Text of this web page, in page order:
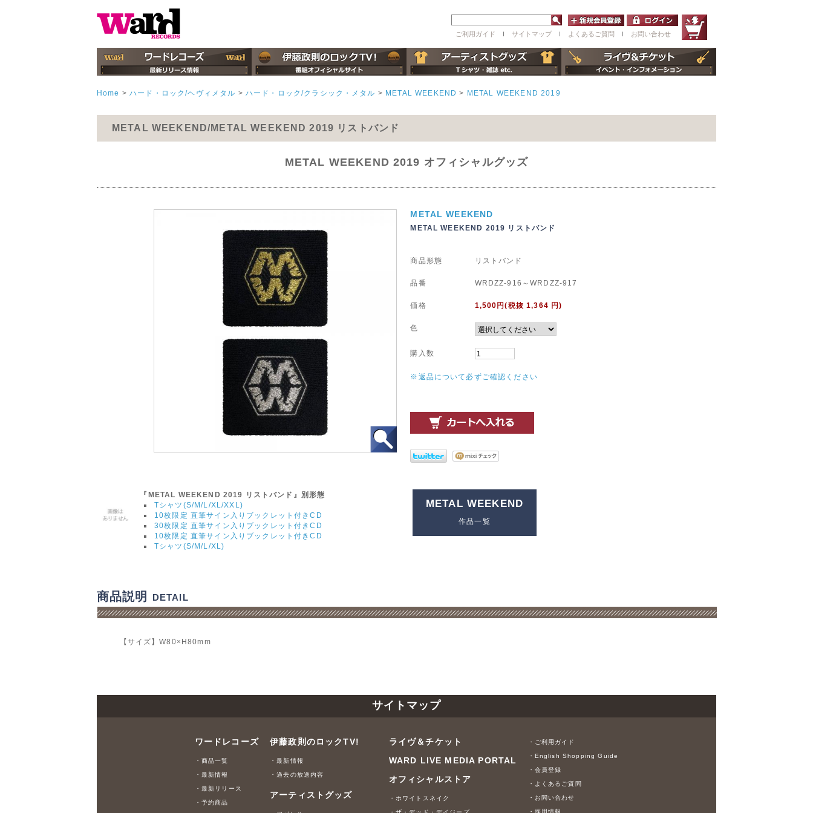
ご利用ガイド ｌ サイトマップ ｌ よくあるご質問 ｌ お問い合わせ
Home > ハード・ロック/ヘヴィメタル > ハード・ロック/クラシック・メタル > METAL WEEKEND > METAL WEEKEND 2019
METAL WEEKEND/METAL WEEKEND 2019 リストバンド
METAL WEEKEND 2019 オフィシャルグッズ
METAL WEEKEND
METAL WEEKEND 2019 リストバンド
商品形態 リストバンド
品番 WRDZZ-916～WRDZZ-917
価格 1,500円(税抜 1,364 円)
色
購入数
※返品について必ずご確認ください
『METAL WEEKEND 2019 リストバンド』別形態
Tシャツ(S/M/L/XL/XXL)
10枚限定 直筆サイン入りブックレット付きCD
30枚限定 直筆サイン入りブックレット付きCD
10枚限定 直筆サイン入りブックレット付きCD
Tシャツ(S/M/L/XL)
METAL WEEKEND
作品一覧
商品説明 DETAIL
【サイズ】W80×H80mm
サイトマップ
ワードレコーズ
・商品一覧
・最新情報
・最新リリース
・予約商品
伊藤政則のロックTV!
・最新情報
・過去の放送内容
アーティストグッズ
ライヴ＆チケット
WARD LIVE MEDIA PORTAL
オフィシャルストア
・ホワイトスネイク
・ご利用ガイド
・English Shopping Guide
・会員登録
・よくあるご質問
・お問い合わせ
・採用情報